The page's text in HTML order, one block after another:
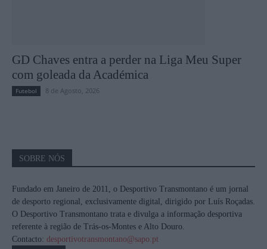
GD Chaves entra a perder na Liga Meu Super
com goleada da Académica
Futebol 8 de Agosto, 2026
SOBRE NÓS
Fundado em Janeiro de 2011, o Desportivo Transmontano é um jornal
de desporto regional, exclusivamente digital, dirigido por Luís Roçadas.
O Desportivo Transmontano trata e divulga a informação desportiva
referente à região de Trás-os-Montes e Alto Douro.
Contacto: desportivotransmontano@sapo.pt